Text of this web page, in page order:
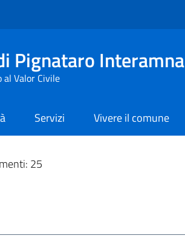
Pignataro Interamna
al Valor Civile
Servizi Vivere il comune
25